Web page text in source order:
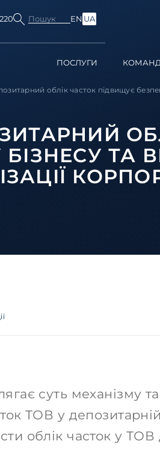
Пошук EN UA
ПОСЛУГИ
облік часток підвищує
БІЗНЕСУ ТА
суть механізму
ТОВ у
облік часток у ТОВ